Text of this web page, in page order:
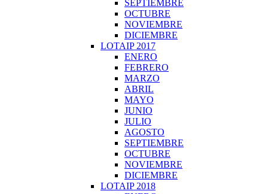
SEPTIEMBRE
OCTUBRE
NOVIEMBRE
DICIEMBRE
LOTAIP 2017
ENERO
FEBRERO
MARZO
ABRIL
MAYO
JUNIO
JULIO
AGOSTO
SEPTIEMBRE
OCTUBRE
NOVIEMBRE
DICIEMBRE
LOTAIP 2018